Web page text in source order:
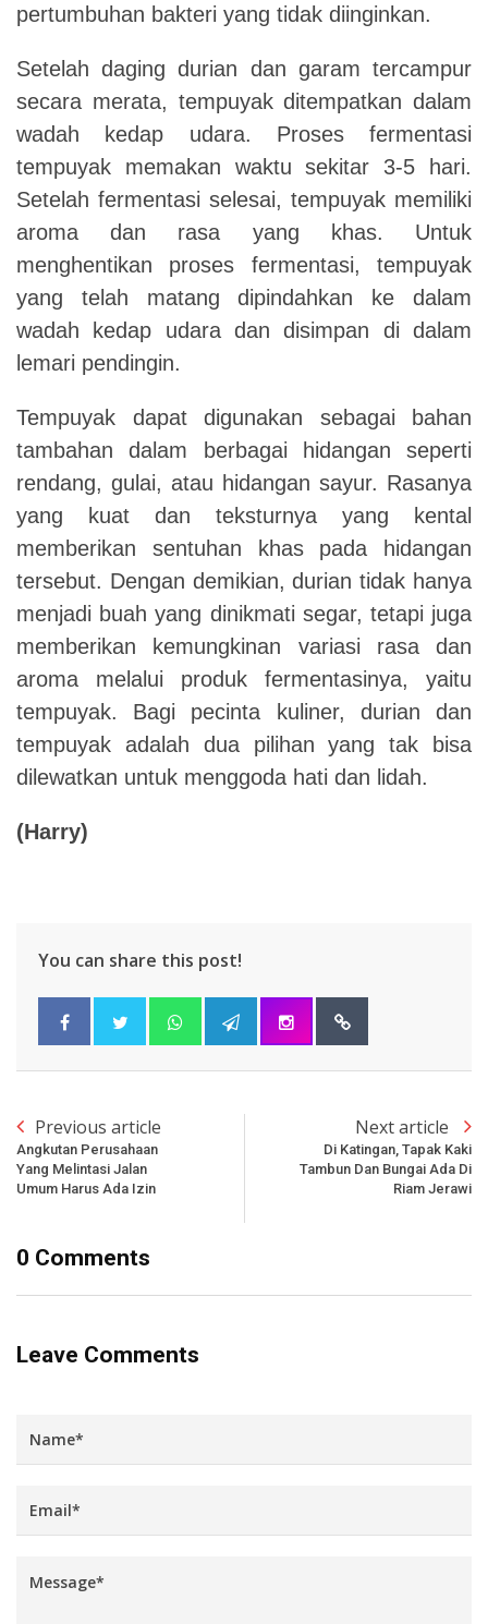
pertumbuhan bakteri yang tidak diinginkan.
Setelah daging durian dan garam tercampur
secara merata, tempuyak ditempatkan dalam
wadah kedap udara. Proses fermentasi
tempuyak memakan waktu sekitar 3-5 hari.
Setelah fermentasi selesai, tempuyak memiliki
aroma dan rasa yang khas. Untuk
menghentikan proses fermentasi, tempuyak
yang telah matang dipindahkan ke dalam
wadah kedap udara dan disimpan di dalam
lemari pendingin.
Tempuyak dapat digunakan sebagai bahan
tambahan dalam berbagai hidangan seperti
rendang, gulai, atau hidangan sayur. Rasanya
yang kuat dan teksturnya yang kental
memberikan sentuhan khas pada hidangan
tersebut. Dengan demikian, durian tidak hanya
menjadi buah yang dinikmati segar, tetapi juga
memberikan kemungkinan variasi rasa dan
aroma melalui produk fermentasinya, yaitu
tempuyak. Bagi pecinta kuliner, durian dan
tempuyak adalah dua pilihan yang tak bisa
dilewatkan untuk menggoda hati dan lidah.
(Harry)
You can share this post!
Previous article
Angkutan Perusahaan
Yang Melintasi Jalan
Umum Harus Ada Izin
Next article
Di Katingan, Tapak Kaki
Tambun Dan Bungai Ada Di
Riam Jerawi
0 Comments
Leave Comments